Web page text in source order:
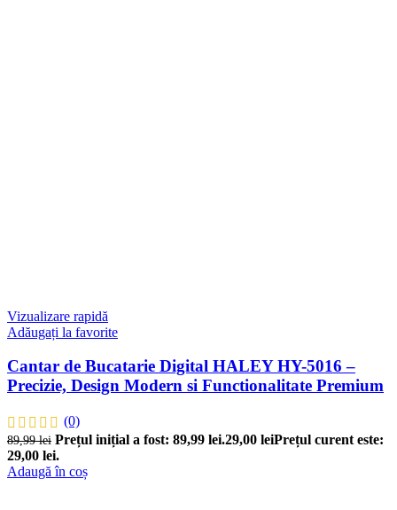
Vizualizare rapidă
Adăugați la favorite
Cantar de Bucatarie Digital HALEY HY-5016 –
Precizie, Design Modern si Functionalitate Premium
(0)
89,99lei Prețul inițial a fost: 89,99 lei.29,00 leiPrețul curent este:
29,00 lei.
Adaugă în coș